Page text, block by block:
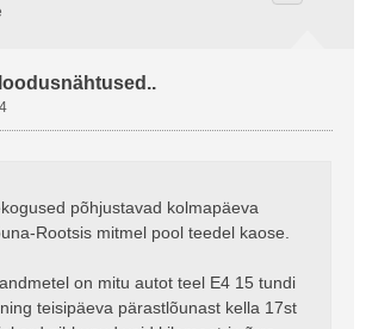
põhjustavad kolmapäeva
Rootsis mitmel pool teedel kaose.
on mitu autot teel E4 15 tundi
teisipäeva pärastlõunast kella 17st